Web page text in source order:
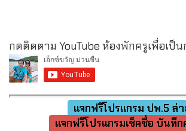
กดติดตาม YouTube ห้องพักครูเพื่อเป็น
แจกฟรีโปรแกรม ปพ.5 ล่
แจกฟรีโปรแกรมเช็คชื่อ บันทึ